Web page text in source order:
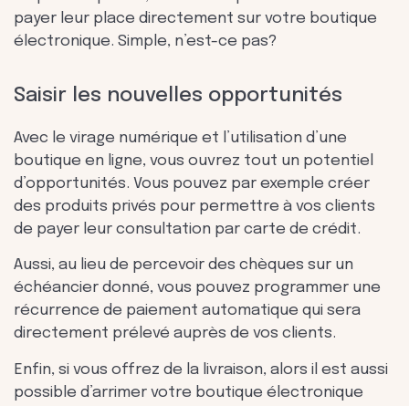
payer leur place directement sur votre boutique
électronique. Simple, n’est-ce pas?
Saisir les nouvelles opportunités
Avec le virage numérique et l’utilisation d’une
boutique en ligne, vous ouvrez tout un potentiel
d’opportunités. Vous pouvez par exemple créer
des produits privés pour permettre à vos clients
de payer leur consultation par carte de crédit.
Aussi, au lieu de percevoir des chèques sur un
échéancier donné, vous pouvez programmer une
récurrence de paiement automatique qui sera
directement prélevé auprès de vos clients.
Enfin, si vous offrez de la livraison, alors il est aussi
possible d’arrimer votre boutique électronique